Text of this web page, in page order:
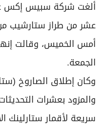
والمزود بعشرات
سريعة لأقمار ستارلينك
الطيران ⁠والفضاء
اختبار مهم بعد أشهر من
التجريبية.
وأمضت شركة سبيس إكس